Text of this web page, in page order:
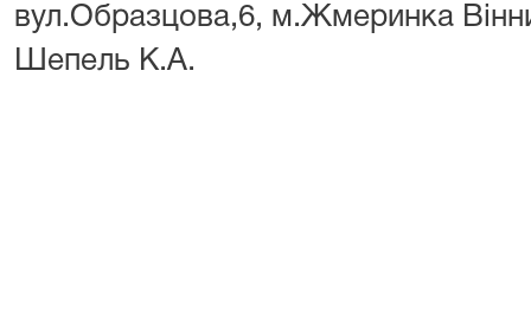
вул.Образцова,6, м.Жмеринка
Шепель К.А.